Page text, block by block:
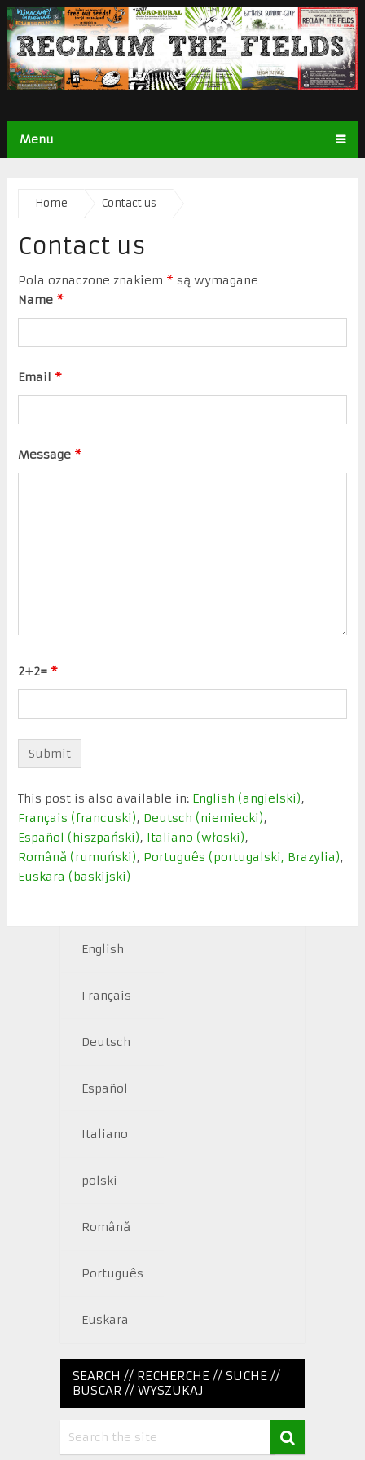
Menu
Home Contact us
Contact us
Pola oznaczone znakiem * są wymagane
Name *
Email *
Message *
2+2= *
This post is also available in: English (angielski)
Français (francuski) Deutsch (niemiecki)
Español (hiszpański) Italiano (włoski)
Română (rumuński) Português (portugalski, Brazylia)
Euskara (baskijski)
English
Français
Deutsch
Español
Italiano
polski
Română
Português
Euskara
SEARCH // RECHERCHE // SUCHE //
BUSCAR // WYSZUKAJ